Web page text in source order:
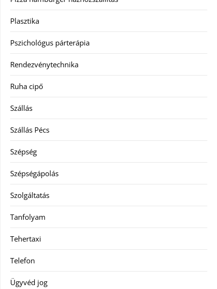
Plasztika
Pszichológus párterápia
Rendezvénytechnika
Ruha cipő
Szállás
Szállás Pécs
Szépség
Szépségápolás
Szolgáltatás
Tanfolyam
Tehertaxi
Telefon
Ügyvéd jog